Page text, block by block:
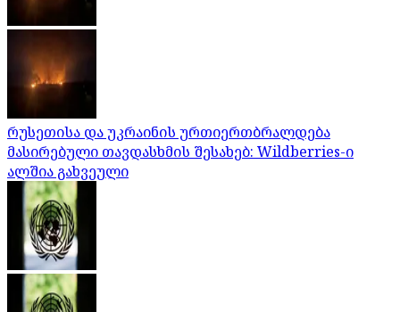
რუსეთისა და უკრაინის ურთიერთბრალდება
მასირებული თავდასხმის შესახებ: Wildberries-ი
ალშია გახვეული